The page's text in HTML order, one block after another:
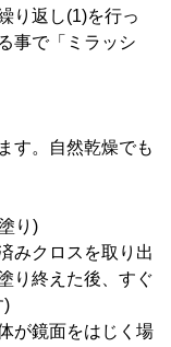
り返し(1)を行っ
事で「ミラッシ
す。自然乾燥でも
り)
みクロスを取り出
り終えた後、すぐ
)
が鏡面をはじく場